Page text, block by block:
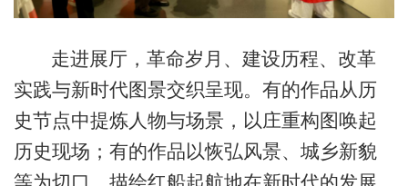
走进展厅，革命岁月、建设历程、改革
实践与新时代图景交织呈现。有的作品从历
史节点中提炼人物与场景，以庄重构图唤起
历史现场；有的作品以恢弘风景、城乡新貌
等为切口，描绘红船起航地在新时代的发展